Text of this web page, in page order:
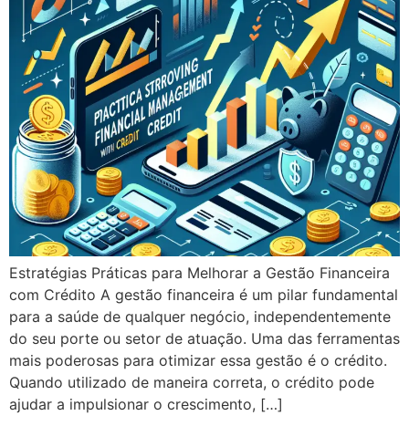
Estratégias Práticas para Melhorar a Gestão Financeira
com Crédito A gestão financeira é um pilar fundamental
para a saúde de qualquer negócio, independentemente
do seu porte ou setor de atuação. Uma das ferramentas
mais poderosas para otimizar essa gestão é o crédito.
Quando utilizado de maneira correta, o crédito pode
ajudar a impulsionar o crescimento, […]